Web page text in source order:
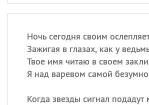
Ночь сегодня своим
Зажигая в глазах, как у
Твое имя читаю в своем
Я над варевом самой
Когда звезды сигнал подадут